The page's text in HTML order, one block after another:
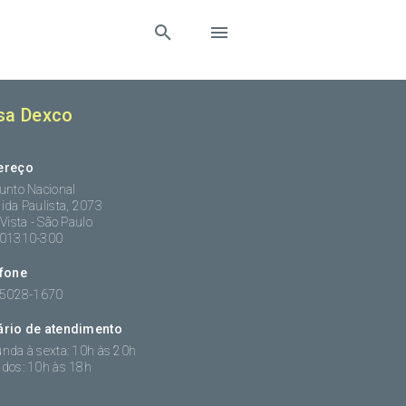
Dexco
Nacional
Paulista, 2073
- São Paulo
300
1670
de atendimento
à sexta: 10h às 20h
10h às 18h